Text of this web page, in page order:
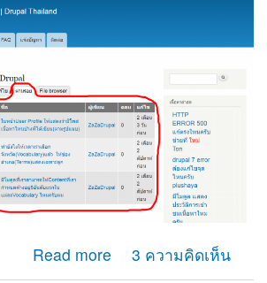
Read more
ม ตรงนี้ทำยังไงนะครับผม3 ความคิดเห็น